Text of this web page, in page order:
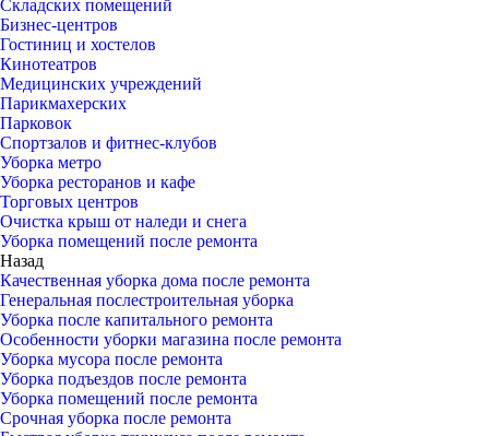
Складских помещений
Бизнес-центров
Гостиниц и хостелов
Кинотеатров
Медицинских учреждений
Парикмахерских
Парковок
Спортзалов и фитнес-клубов
Уборка метро
Уборка ресторанов и кафе
Торговых центров
Очистка крыш от наледи и снега
Уборка помещений после ремонта
Назад
Качественная уборка дома после ремонта
Генеральная послестроительная уборка
Уборка после капитального ремонта
Особенности уборки магазина после ремонта
Уборка мусора после ремонта
Уборка подъездов после ремонта
Уборка помещений после ремонта
Срочная уборка после ремонта